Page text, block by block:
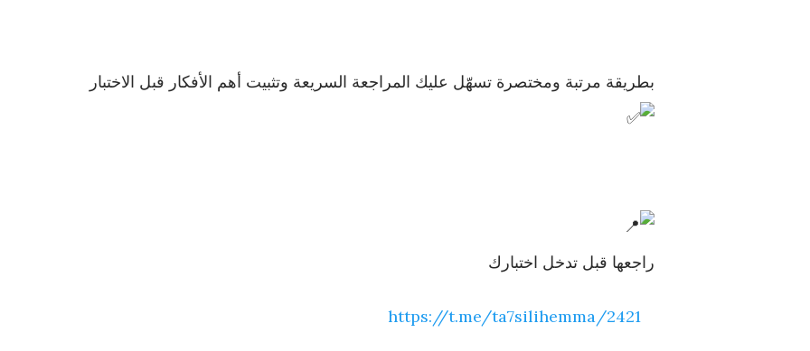
بطريقة مرتبة ومختصرة تسهّل عليك المراجعة السريعة وتثبيت أهم الأفكار قبل الاختبار
راجعها قبل تدخل اختبارك
https://t.me/ta7silihemma/2421